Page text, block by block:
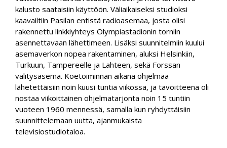
kalusto saataisiin käyttöön. Väliaikaiseksi studioksi
kaavailtiin Pasilan entistä radioasemaa, josta olisi
rakennettu linkkiyhteys Olympiastadionin torniin
asennettavaan lähettimeen. Lisäksi suunnitelmiin kuului
asemaverkon nopea rakentaminen, aluksi Helsinkiin,
Turkuun, Tampereelle ja Lahteen, sekä Forssan
välitysasema. Koetoiminnan aikana ohjelmaa
lähetettäisiin noin kuusi tuntia viikossa, ja tavoitteena oli
nostaa viikoittainen ohjelmatarjonta noin 15 tuntiin
vuoteen 1960 mennessä, samalla kun ryhdyttäisiin
suunnittelemaan uutta, ajanmukaista
televisiostudiotaloa.